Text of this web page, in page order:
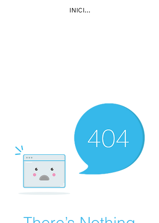
INICIAR SESIÓN